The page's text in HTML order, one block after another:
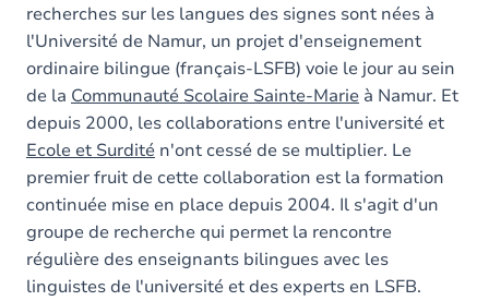
recherches sur les langues des signes sont nées à
l'Université de Namur, un projet d'enseignement
ordinaire bilingue (français-LSFB) voie le jour au sein
de la Communauté Scolaire Sainte-Marie à Namur. Et
depuis 2000, les collaborations entre l'université et
Ecole et Surdité n'ont cessé de se multiplier. Le
premier fruit de cette collaboration est la formation
continuée mise en place depuis 2004. Il s'agit d'un
groupe de recherche qui permet la rencontre
régulière des enseignants bilingues avec les
linguistes de l'université et des experts en LSFB.